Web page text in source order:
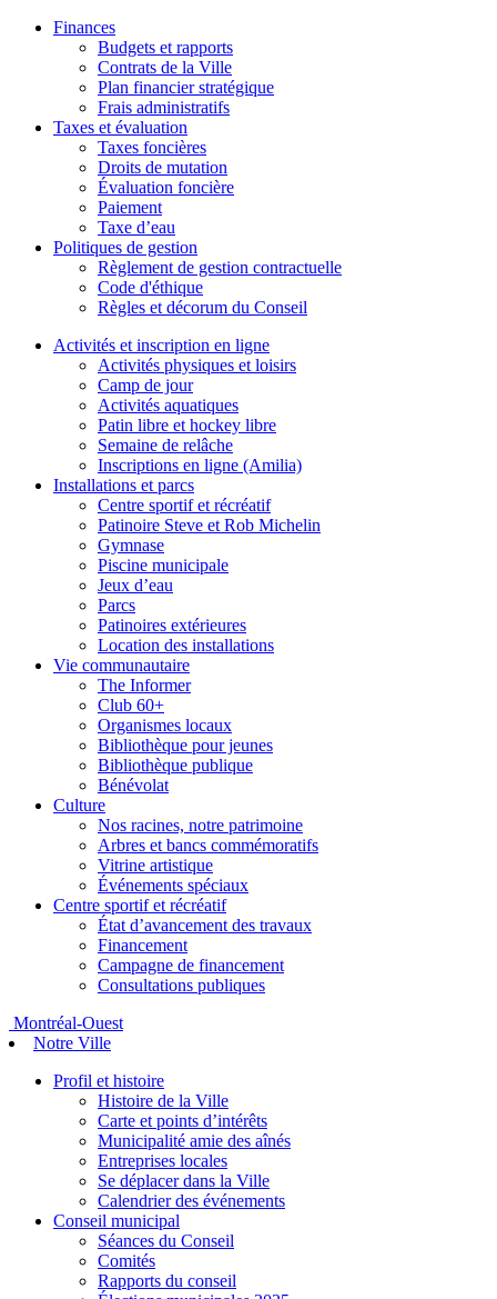
Finances
Budgets et rapports
Contrats de la Ville
Plan financier stratégique
Frais administratifs
Taxes et évaluation
Taxes foncières
Droits de mutation
Évaluation foncière
Paiement
Taxe d’eau
Politiques de gestion
Règlement de gestion contractuelle
Code d'éthique
Règles et décorum du Conseil
Activités et inscription en ligne
Activités physiques et loisirs
Camp de jour
Activités aquatiques
Patin libre et hockey libre
Semaine de relâche
Inscriptions en ligne (Amilia)
Installations et parcs
Centre sportif et récréatif
Patinoire Steve et Rob Michelin
Gymnase
Piscine municipale
Jeux d’eau
Parcs
Patinoires extérieures
Location des installations
Vie communautaire
The Informer
Club 60+
Organismes locaux
Bibliothèque pour jeunes
Bibliothèque publique
Bénévolat
Culture
Nos racines, notre patrimoine
Arbres et bancs commémoratifs
Vitrine artistique
Événements spéciaux
Centre sportif et récréatif
État d’avancement des travaux
Financement
Campagne de financement
Consultations publiques
Montréal-Ouest
Notre Ville
Profil et histoire
Histoire de la Ville
Carte et points d’intérêts
Municipalité amie des aînés
Entreprises locales
Se déplacer dans la Ville
Calendrier des événements
Conseil municipal
Séances du Conseil
Comités
Rapports du conseil